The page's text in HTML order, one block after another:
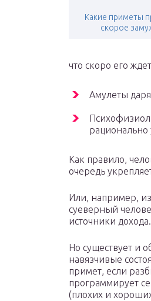
Какие приметы
скорое
что скоро его
Амулеты
рационально
Как правило,
очередь
Или, например,
суеверный
источники
Но существует и
навязчивые
примет, если
программирует
(плохих и